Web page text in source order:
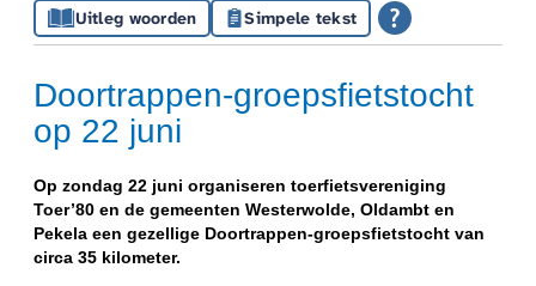
Uitleg woorden Simpele tekst
Doortrappen-groepsfietstocht
op 22 juni
Op zondag 22 juni organiseren toerfietsvereniging
Toer’80 en de gemeenten Westerwolde, Oldambt en
Pekela een gezellige Doortrappen-groepsfietstocht van
circa 35 kilometer.